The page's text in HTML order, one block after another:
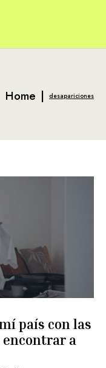
Home | desapariciones
país con las
encontrar a